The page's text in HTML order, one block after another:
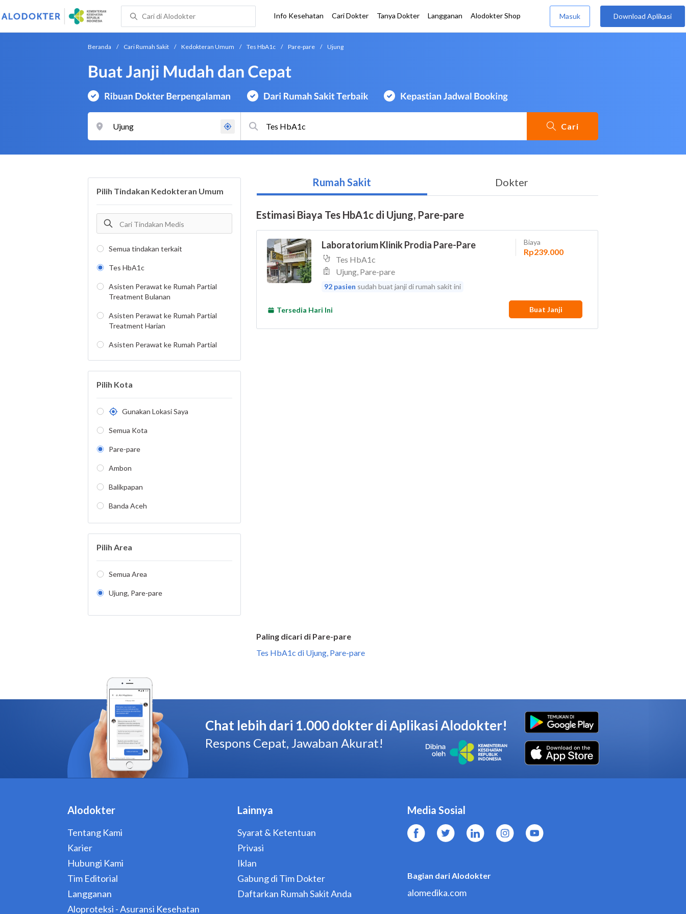
Paling dicari di Pare-pare
Tes HbA1c di Ujung, Pare-pare